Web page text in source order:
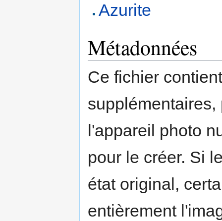
Azurite
Métadonnées
Ce fichier
l'appareil photo
pour le créer. Si
état original,
entièrement